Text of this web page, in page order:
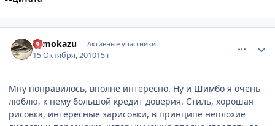
Tomokazu Активные участники
15 Октября, 201015 г
Мну понравилось, вполне интересно. Ну и Шимбо я очень
люблю, к нему большой кредит доверия. Стиль, хорошая
рисовка, интересные зарисовки, в принципе неплохие